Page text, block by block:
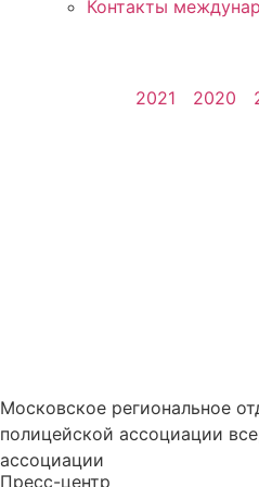
Контакты
2021 2020
Московское региональное
полицейской ассоциации
ассоциации
Пресс-центр